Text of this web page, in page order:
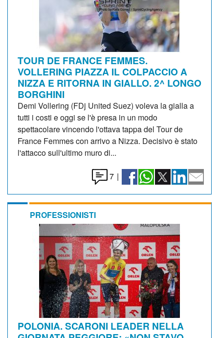
TOUR DE FRANCE FEMMES.
VOLLERING PIAZZA IL COLPACCIO A
NIZZA E RITORNA IN GIALLO. 2^ LONGO
BORGHINI
Demi Vollering (FDj United Suez) voleva la gialla a
tutti i costi e oggi se l'è presa in un modo
spettacolare vincendo l'ottava tappa del Tour de
France Femmes con arrivo a Nizza. Decisivo è stato
l'attacco sull'ultimo muro di...
7 |
PROFESSIONISTI
POLONIA. SCARONI LEADER NELLA